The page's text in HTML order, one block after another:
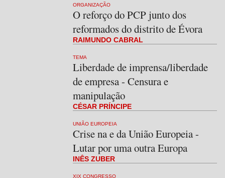
ORGANIZAÇÃO
O reforço do PCP junto dos
reformados do distrito de Évora
RAIMUNDO CABRAL
TEMA
Liberdade de imprensa/liberdade
de empresa - Censura e
manipulação
CÉSAR PRÍNCIPE
UNIÃO EUROPEIA
Crise na e da União Europeia -
Lutar por uma outra Europa
INÊS ZUBER
XIX CONGRESSO